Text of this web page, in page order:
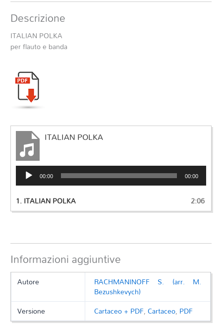
Descrizione
ITALIAN POLKA
per flauto e banda
ITALIAN POLKA
Audio
Player 00:00 00:00
1.ITALIAN POLKA 2:06
Informazioni aggiuntive
Autore RACHMANINOFF S. (arr. M.
Bezushkevych)
Versione
Cartaceo + PDF,Cartaceo, PDF